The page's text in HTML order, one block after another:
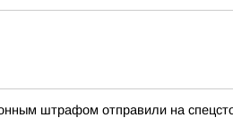
штрафом отправили на